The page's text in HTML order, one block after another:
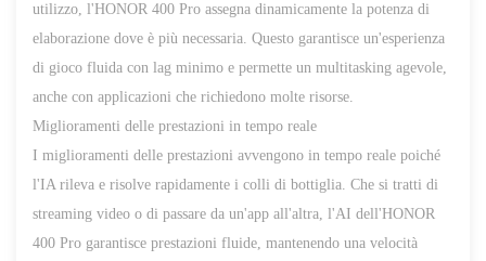
utilizzo, l'HONOR 400 Pro assegna dinamicamente la potenza di
elaborazione dove è più necessaria. Questo garantisce un'esperienza
di gioco fluida con lag minimo e permette un multitasking agevole,
anche con applicazioni che richiedono molte risorse.
Miglioramenti delle prestazioni in tempo reale
I miglioramenti delle prestazioni avvengono in tempo reale poiché
l'IA rileva e risolve rapidamente i colli di bottiglia. Che si tratti di
streaming video o di passare da un'app all'altra, l'AI dell'HONOR
400 Pro garantisce prestazioni fluide, mantenendo una velocità